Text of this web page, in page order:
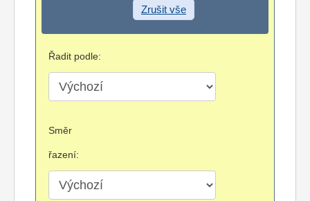
Zrušit vše
Řadit podle:
Směr
řazení: